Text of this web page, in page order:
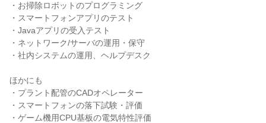
・お掃除ロボットのプログラミング
・スマートフォンアプリのテスト
・Javaアプリの受入テスト
・ネットワーク/サーバの運用・保守
・社内システムの運用、ヘルプデスク
ほかにも
・プラント配管のCADオペレーター
・スマートフォンの落下試験・評価
・ゲーム機用CPU基板の電気特性評価